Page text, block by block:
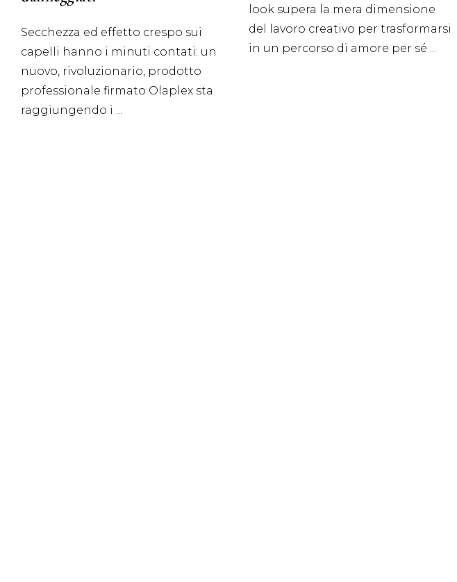
look supera la mera dimensione
del lavoro creativo per trasformarsi
in un percorso di amore per sé
Secchezza ed effetto crespo sui
capelli hanno i minuti contati: un
nuovo, rivoluzionario, prodotto
professionale firmato Olaplex sta
raggiungendo i